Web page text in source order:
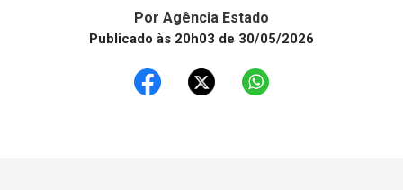
Por Agência Estado
Publicado às 20h03 de 30/05/2026